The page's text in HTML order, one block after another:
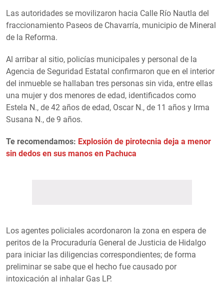
Las autoridades se movilizaron hacia Calle Río Nautla del
fraccionamiento Paseos de Chavarría, municipio de Mineral
de la Reforma.
Al arribar al sitio, policías municipales y personal de la
Agencia de Seguridad Estatal confirmaron que en el interior
del inmueble se hallaban tres personas sin vida, entre ellas
una mujer y dos menores de edad, identificados como
Estela N., de 42 años de edad, Oscar N., de 11 años y Irma
Susana N., de 9 años.
Te recomendamos: Explosión de pirotecnia deja a menor
sin dedos en sus manos en Pachuca
Los agentes policiales acordonaron la zona en espera de
peritos de la Procuraduría General de Justicia de Hidalgo
para iniciar las diligencias correspondientes; de forma
preliminar se sabe que el hecho fue causado por
intoxicación al inhalar Gas LP.